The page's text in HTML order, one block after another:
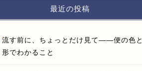
最近の投稿
流す前に、ちょっとだけ見て——便の色と
形でわかること